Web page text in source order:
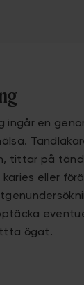
ingår en
tittar på
eller
ögat.